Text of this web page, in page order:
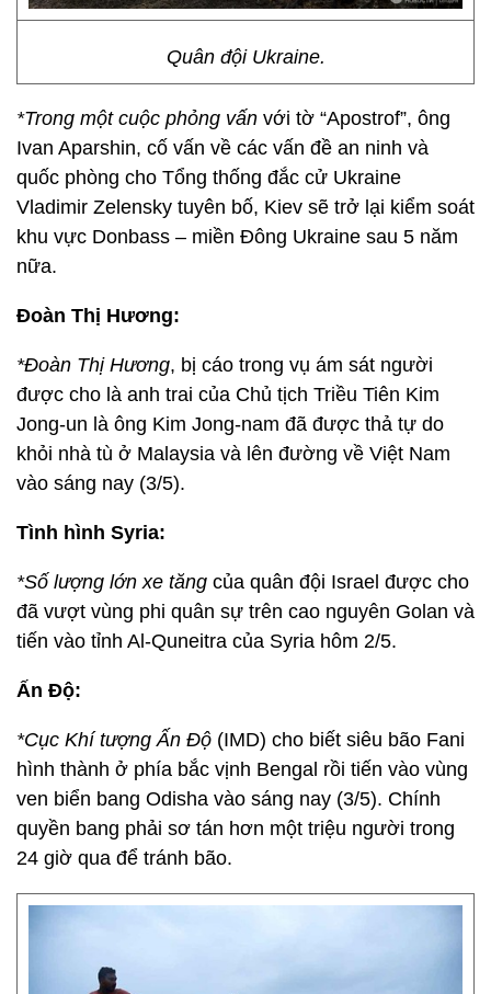
Quân đội Ukraine.
*Trong một cuộc phỏng vấn với tờ “Apostrof”, ông
Ivan Aparshin, cố vấn về các vấn đề an ninh và
quốc phòng cho Tổng thống đắc cử Ukraine
Vladimir Zelensky tuyên bố, Kiev sẽ trở lại kiểm soát
khu vực Donbass – miền Đông Ukraine sau 5 năm
nữa.
Đoàn Thị Hương:
*Đoàn Thị Hương, bị cáo trong vụ ám sát người
được cho là anh trai của Chủ tịch Triều Tiên Kim
Jong-un là ông Kim Jong-nam đã được thả tự do
khỏi nhà tù ở Malaysia và lên đường về Việt Nam
vào sáng nay (3/5).
Tình hình Syria:
*Số lượng lớn xe tăng của quân đội Israel được cho
đã vượt vùng phi quân sự trên cao nguyên Golan và
tiến vào tỉnh Al-Quneitra của Syria hôm 2/5.
Ấn Độ:
*Cục Khí tượng Ấn Độ (IMD) cho biết siêu bão Fani
hình thành ở phía bắc vịnh Bengal rồi tiến vào vùng
ven biển bang Odisha vào sáng nay (3/5). Chính
quyền bang phải sơ tán hơn một triệu người trong
24 giờ qua để tránh bão.